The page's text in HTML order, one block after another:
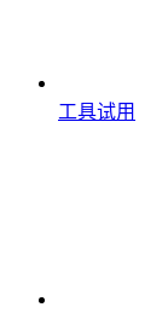
工具试用